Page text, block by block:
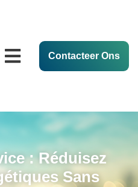
Contacteer Ons
: Réduisez
Sans